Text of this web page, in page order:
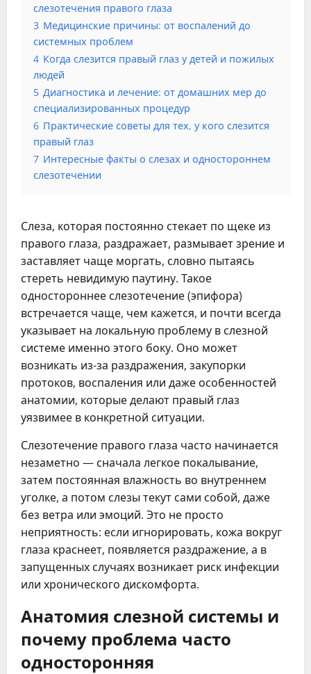
слезотечения правого глаза
3 Медицинские причины: от воспалений до
системных проблем
4 Когда слезится правый глаз у детей и пожилых
людей
5 Диагностика и лечение: от домашних мер до
специализированных процедур
6 Практические советы для тех, у кого слезится
правый глаз
7 Интересные факты о слезах и одностороннем
слезотечении
Слеза, которая постоянно стекает по щеке из
правого глаза, раздражает, размывает зрение и
заставляет чаще моргать, словно пытаясь
стереть невидимую паутину. Такое
одностороннее слезотечение (эпифора)
встречается чаще, чем кажется, и почти всегда
указывает на локальную проблему в слезной
системе именно этого боку. Оно может
возникать из-за раздражения, закупорки
протоков, воспаления или даже особенностей
анатомии, которые делают правый глаз
уязвимее в конкретной ситуации.
Слезотечение правого глаза часто начинается
незаметно — сначала легкое покалывание,
затем постоянная влажность во внутреннем
уголке, а потом слезы текут сами собой, даже
без ветра или эмоций. Это не просто
неприятность: если игнорировать, кожа вокруг
глаза краснеет, появляется раздражение, а в
запущенных случаях возникает риск инфекции
или хронического дискомфорта.
Анатомия слезной системы и
почему проблема часто
односторонняя